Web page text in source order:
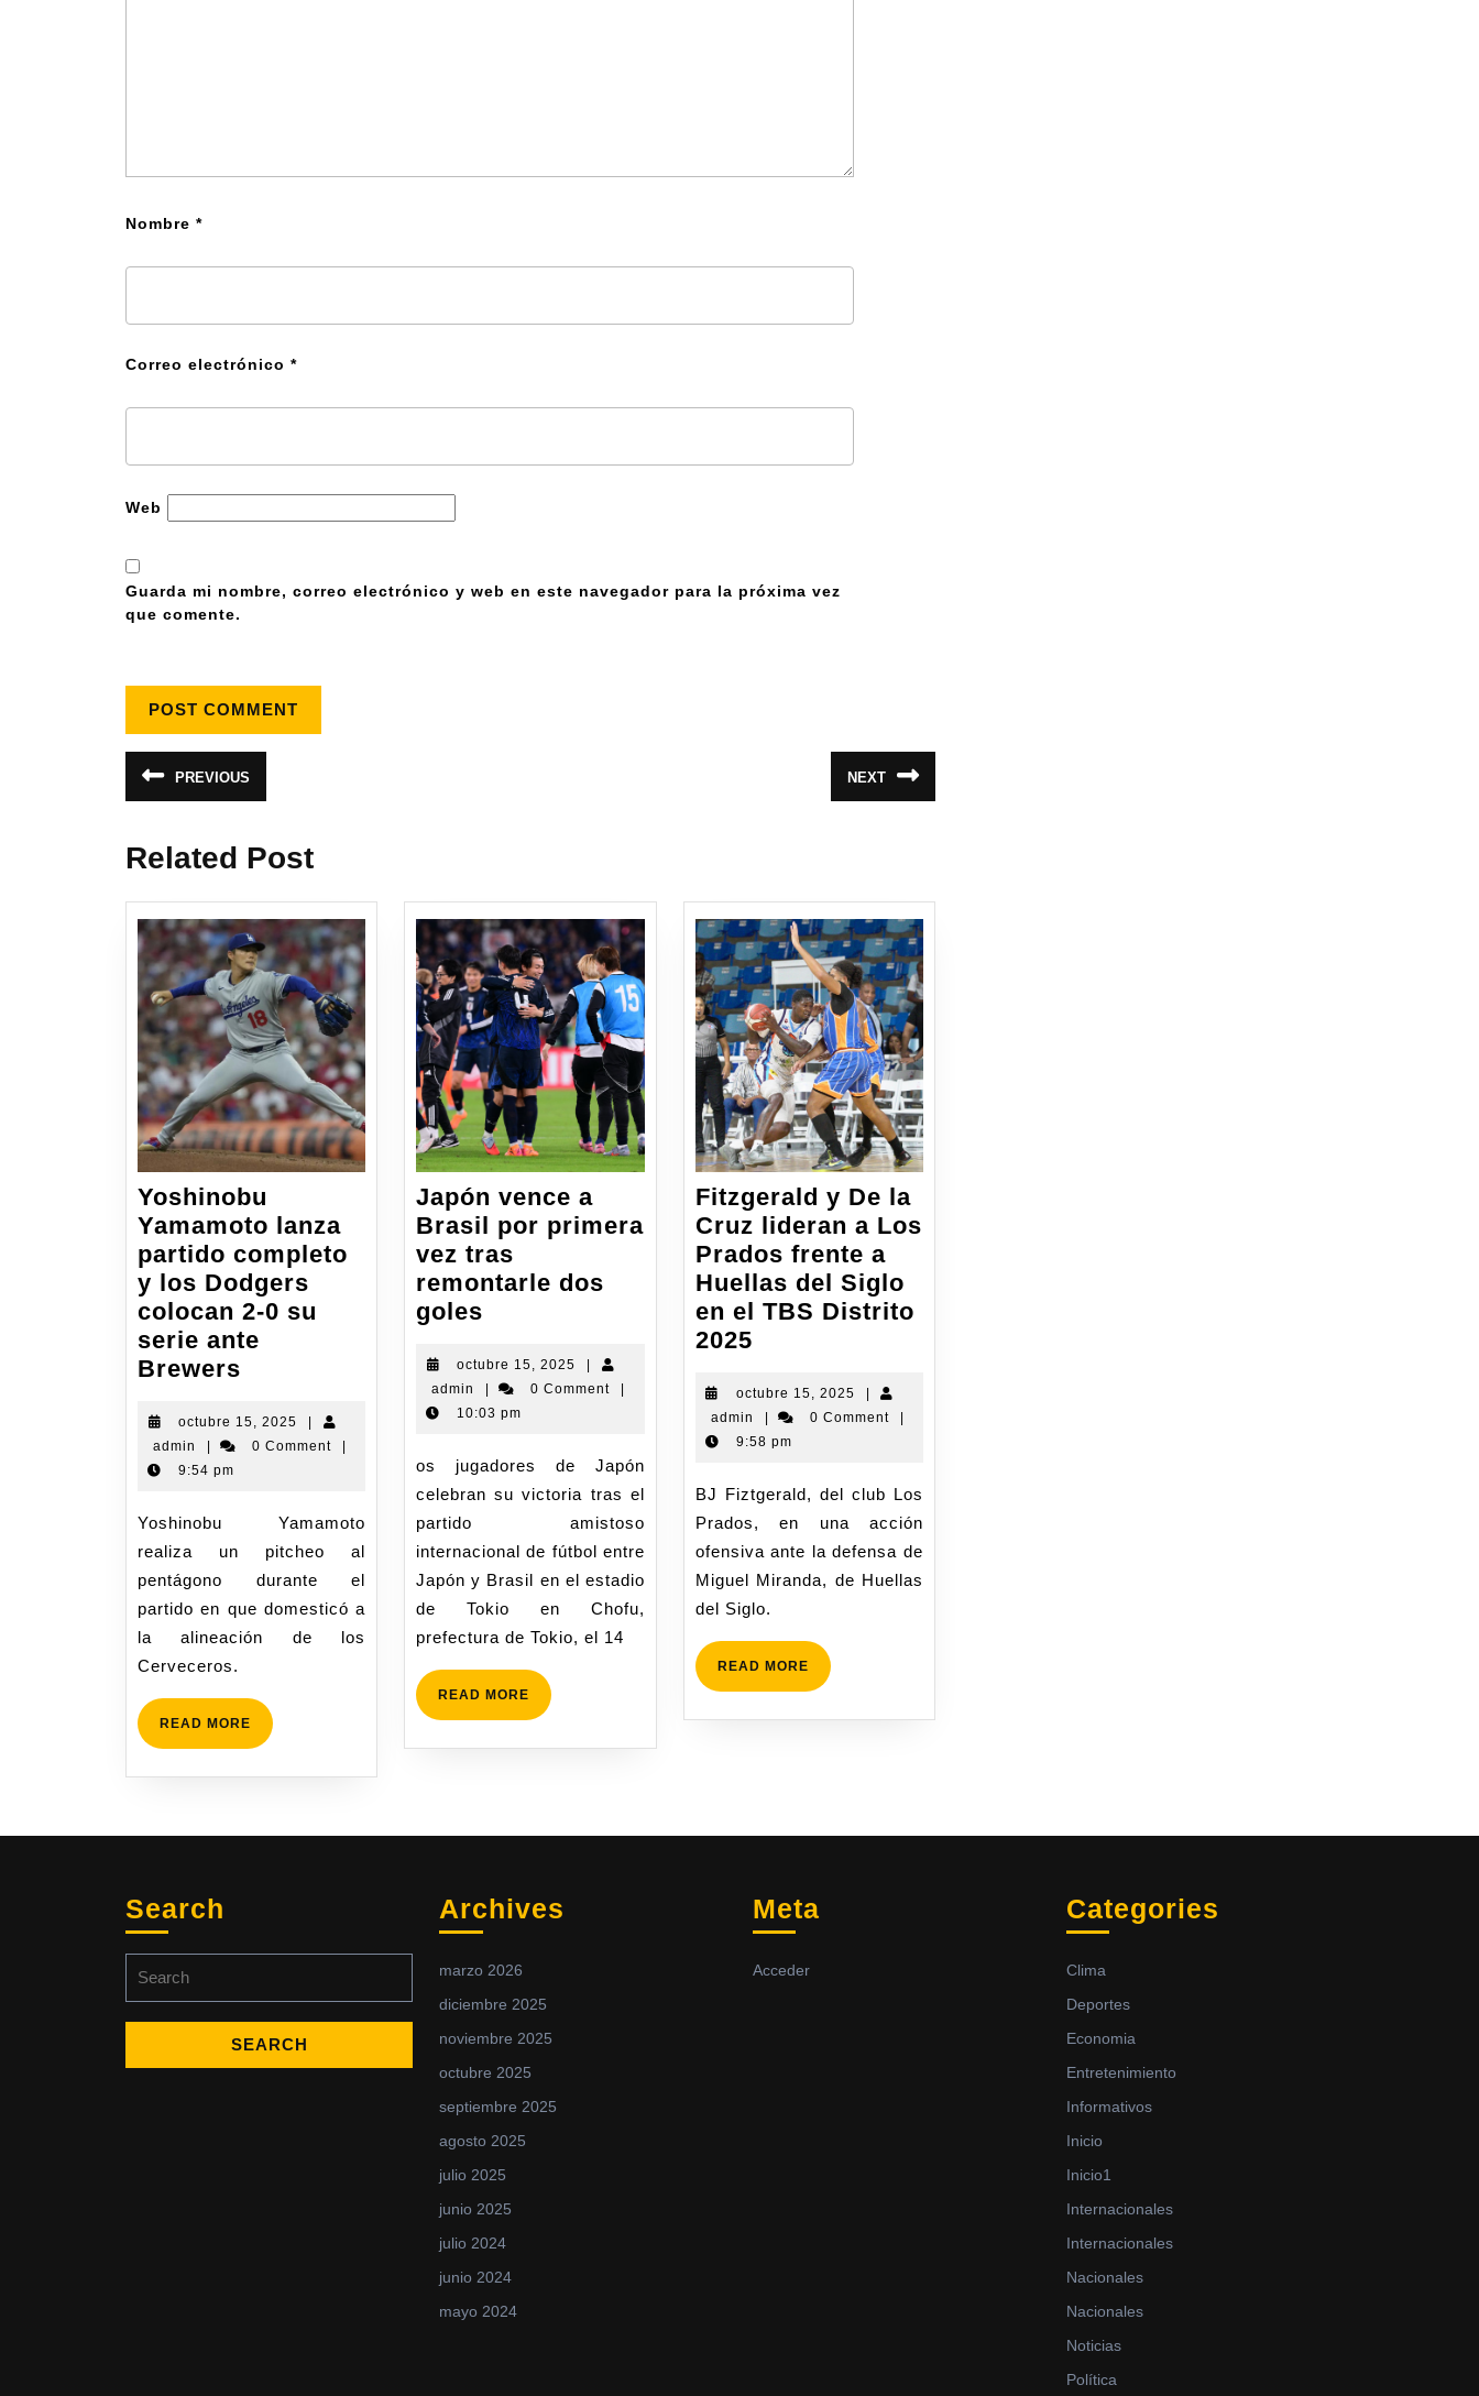
Nombre *
Correo electrónico *
Web
Guarda mi nombre, correo electrónico y web en este navegador para la próxima vez
que comente.
PREVIOUS NEXT
Related Post
Yoshinobu
Yamamoto lanza
partido completo
y los Dodgers
colocan 2-0 su
serie ante
Brewers
octubre 15, 2025
admin
0 Comment
9:54 pm
Yoshinobu Yamamoto
realiza un pitcheo al
pentágono durante el
partido en que domesticó a
la alineación de los
Cerveceros.
READ MORE
Japón vence a
Brasil por primera
vez tras
remontarle dos
goles
octubre 15, 2025
admin
0 Comment
10:03 pm
os jugadores de Japón
celebran su victoria tras el
partido amistoso
internacional de fútbol entre
Japón y Brasil en el estadio
de Tokio en Chofu,
prefectura de Tokio, el 14
READ MORE
Fitzgerald y De la
Cruz lideran a Los
Prados frente a
Huellas del Siglo
en el TBS Distrito
2025
octubre 15, 2025
admin
0 Comment
9:58 pm
BJ Fiztgerald, del club Los
Prados, en una acción
ofensiva ante la defensa de
Miguel Miranda, de Huellas
del Siglo.
READ MORE
Search Archives
marzo 2026
diciembre 2025
noviembre 2025
octubre 2025
septiembre 2025
agosto 2025
julio 2025
junio 2025
julio 2024
junio 2024
mayo 2024
Meta
Acceder
Categories
Clima
Deportes
Economia
Entretenimiento
Informativos
Inicio
Inicio1
Internacionales
Internacionales
Nacionales
Nacionales
Noticias
Política